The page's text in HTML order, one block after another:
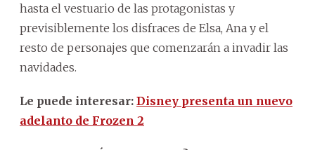
hasta el vestuario de las protagonistas y
previsiblemente los disfraces de Elsa, Ana y el
resto de personajes que comenzarán a invadir las
navidades.
Le puede interesar: Disney presenta un nuevo
adelanto de Frozen 2